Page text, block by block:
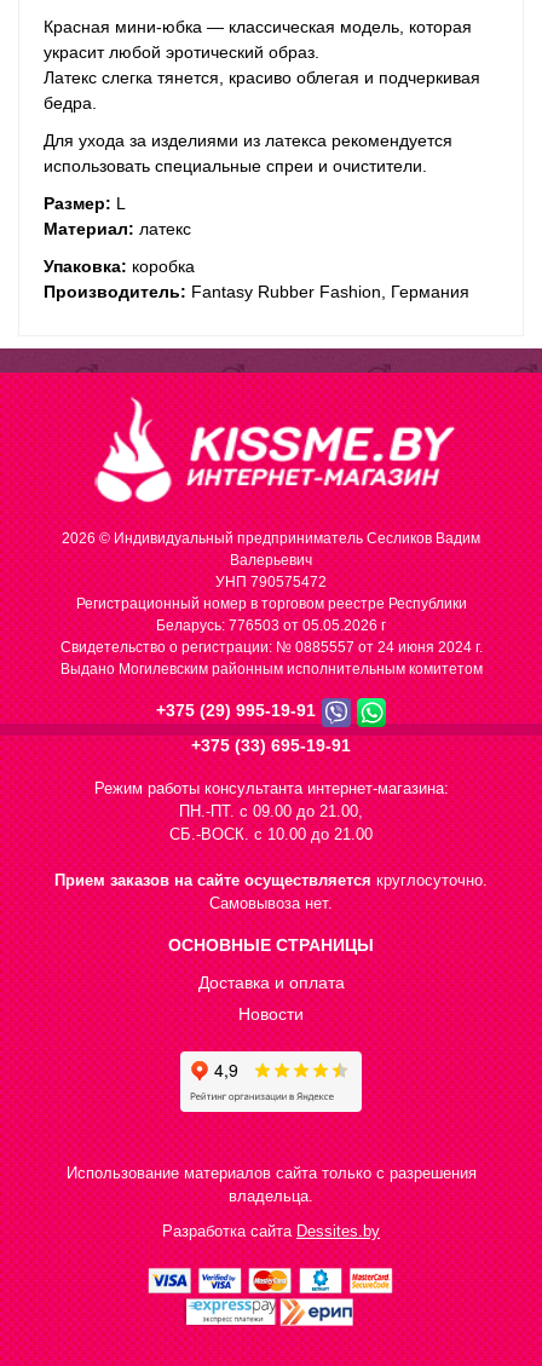
Красная мини-юбка — клас­си­че­ская модель, которая
украсит любой эротический образ.
Латекс слегка тянется, кра­сиво облегая и под­чер­ки­вая
бедра.
Для ухода за изделиями из латекса рекомендуется
использовать специальные спреи и очистители.
Размер: L
Материал: латекс
Упаковка: коробка
Производитель: Fantasy Rubber Fashion, Германия
2026 © Индивидуальный предприниматель Сесликов Вадим
Валерьевич
УНП 790575472
Регистрационный номер в торговом реестре Республики
Беларусь: 776503 от 05.05.2026 г
Cвидетельство о регистрации: № 0885557 от 24 июня 2024 г.
Выдано Могилевским районным исполнительным комитетом
+375 (29) 995-19-91
+375 (33) 695-19-91
Режим работы консультанта интернет-магазина:
ПН.-ПТ. с 09.00 до 21.00,
СБ.-ВОСК. с 10.00 до 21.00
Прием заказов на сайте осуществляетсякруглосуточно.
Самовывоза нет.
ОСНОВНЫЕ СТРАНИЦЫ
Доставка и оплата
Новости
Использование материалов сайта только с разрешения
владельца.
Разработка сайтаDessites.by